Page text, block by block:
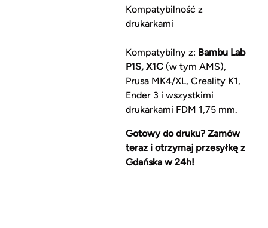
Kompatybilność z
drukarkami
Kompatybilny z: Bambu Lab
P1S, X1C(w tym AMS),
Prusa MK4/XL, Creality K1,
Ender 3 i wszystkimi
drukarkami FDM 1,75 mm.
Gotowy do druku? Zamów
teraz i otrzymaj przesyłkę z
Gdańska w 24h!